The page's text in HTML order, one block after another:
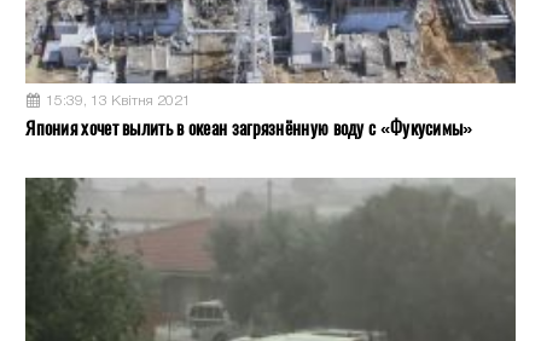
15:39, 13 Квітня 2021
Япония хочет вылить в океан загрязнённую воду с «Фукусимы»